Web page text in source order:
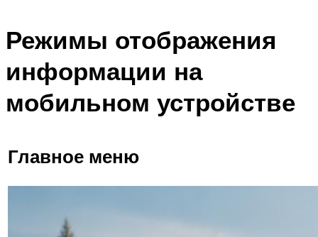
Режимы отображения
информации на
мобильном устройстве
Главное меню